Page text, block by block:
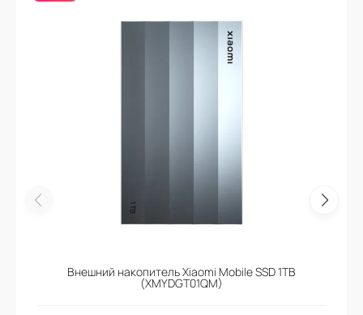
Внешний накопитель Xiaomi Mobile SSD 1TB
(XMYDGT01QM)